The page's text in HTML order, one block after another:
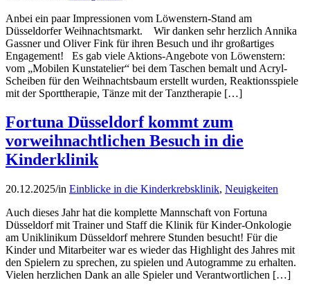
Anbei ein paar Impressionen vom Löwenstern-Stand am
Düsseldorfer Weihnachtsmarkt. Wir danken sehr herzlich Annika
Gassner und Oliver Fink für ihren Besuch und ihr großartiges
Engagement! Es gab viele Aktions-Angebote von Löwenstern:
vom „Mobilen Kunstatelier“ bei dem Taschen bemalt und Acryl-
Scheiben für den Weihnachtsbaum erstellt wurden, Reaktionsspiele
mit der Sporttherapie, Tänze mit der Tanztherapie […]
Fortuna Düsseldorf kommt zum
vorweihnachtlichen Besuch in die
Kinderklinik
20.12.2025/in Einblicke in die Kinderkrebsklinik, Neuigkeiten
Auch dieses Jahr hat die komplette Mannschaft von Fortuna
Düsseldorf mit Trainer und Staff die Klinik für Kinder-Onkologie
am Uniklinikum Düsseldorf mehrere Stunden besucht! Für die
Kinder und Mitarbeiter war es wieder das Highlight des Jahres mit
den Spielern zu sprechen, zu spielen und Autogramme zu erhalten.
Vielen herzlichen Dank an alle Spieler und Verantwortlichen […]